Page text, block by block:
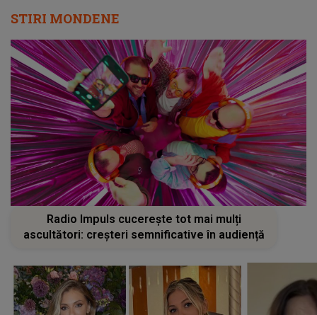
STIRI MONDENE
Radio Impuls cucerește tot mai mulți
ascultători: creșteri semnificative în audiență